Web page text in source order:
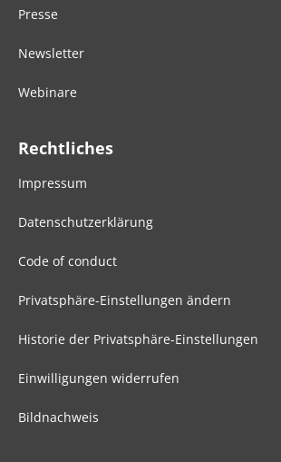
Presse
Newsletter
Webinare
Rechtliches
Impressum
Datenschutzerklärung
Code of conduct
Privatsphäre-Einstellungen ändern
Historie der Privatsphäre-Einstellungen
Einwilligungen widerrufen
Bildnachweis